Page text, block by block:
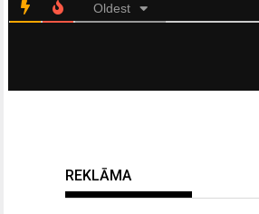
Oldest
REKLĀMA